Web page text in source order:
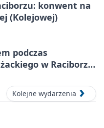
konwent na
(Kolejowej)
podczas
w Raciborzu
Kolejne wydarzenia